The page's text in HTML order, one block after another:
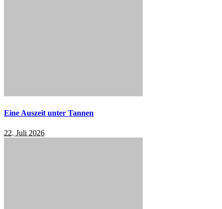
Eine Auszeit unter Tannen
22. Juli 2026